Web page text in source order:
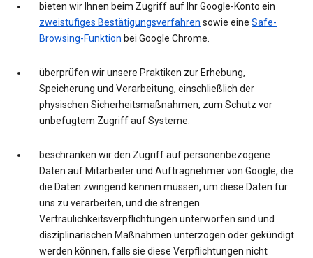
bieten wir Ihnen beim Zugriff auf Ihr Google-Konto ein
zweistufiges Bestätigungsverfahren sowie eine Safe-
Browsing-Funktion bei Google Chrome.
überprüfen wir unsere Praktiken zur Erhebung,
Speicherung und Verarbeitung, einschließlich der
physischen Sicherheitsmaßnahmen, zum Schutz vor
unbefugtem Zugriff auf Systeme.
beschränken wir den Zugriff auf personenbezogene
Daten auf Mitarbeiter und Auftragnehmer von Google, die
die Daten zwingend kennen müssen, um diese Daten für
uns zu verarbeiten, und die strengen
Vertraulichkeitsverpflichtungen unterworfen sind und
disziplinarischen Maßnahmen unterzogen oder gekündigt
werden können, falls sie diese Verpflichtungen nicht